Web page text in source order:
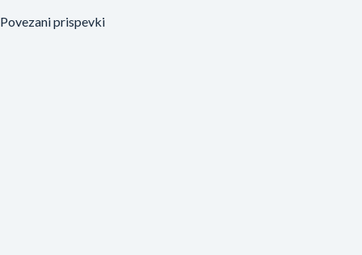
Povezani prispevki